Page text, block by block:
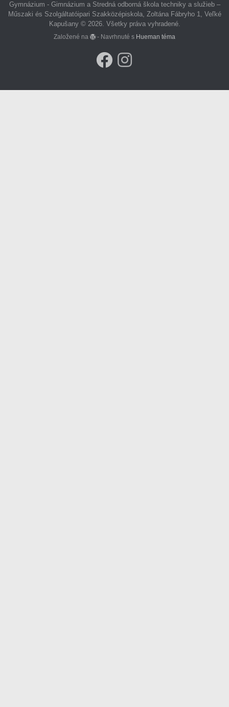
Gymnázium - Gimnázium a Stredná odborná škola techniky a služieb –
Műszaki és Szolgáltatóipari Szakközépiskola, Zoltána Fábryho 1, Veľké
Kapušany © 2026. Všetky práva vyhradené.
Založené na - Navrhnuté s Hueman téma